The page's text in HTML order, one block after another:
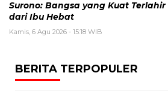
Surono: Bangsa yang Kuat Terlahir
dari Ibu Hebat
Kamis, 6 Agu 2026 - 15:18 WIB
BERITA TERPOPULER